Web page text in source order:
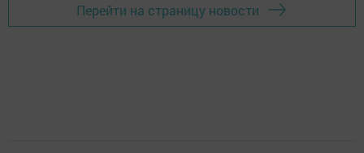
Перейти на страницу новости